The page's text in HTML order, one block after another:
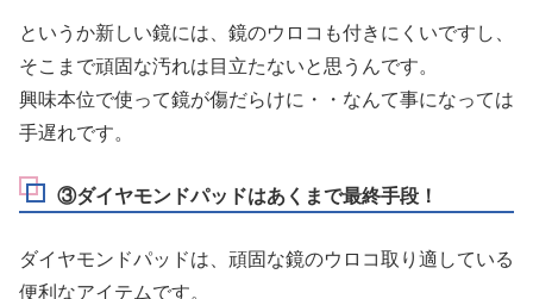
というか新しい鏡には、鏡のウロコも付きにくいですし、
そこまで頑固な汚れは目立たないと思うんです。
興味本位で使って鏡が傷だらけに・・なんて事になっては
手遅れです。
③ダイヤモンドパッドはあくまで最終手段！
ダイヤモンドパッドは、頑固な鏡のウロコ取り適している
便利なアイテムです。